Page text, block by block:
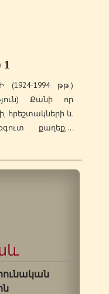
1994 թթ.)
Քանի որ
հրեշտակների և
քաղեք,…